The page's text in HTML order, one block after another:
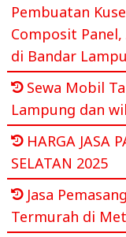
Pembuatan
Composit
di Bandar
Sewa Mobil
Lampung dan
HARGA JASA
SELATAN 2025
Jasa
Termurah di